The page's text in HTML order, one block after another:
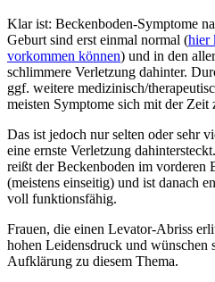
Klar ist: Beckenboden-Symptome
Geburt sind erst einmal normal (hier
vorkommen können) und in den
schlimmere Verletzung dahinter.
ggf. weitere medizinisch/
meisten Symptome sich mit der Zeit
Das ist jedoch nur selten oder sehr
eine ernste Verletzung
reißt der Beckenboden im vorderen
(meistens einseitig) und ist danach
voll funktionsfähig.
Frauen, die einen Levator-Abriss
hohen Leidensdruck und wünschen
Aufklärung zu diesem Thema.